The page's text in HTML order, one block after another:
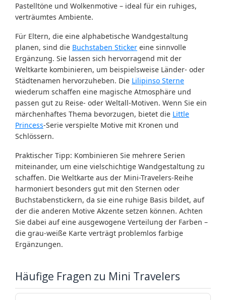
Pastelltöne und Wolkenmotive – ideal für ein ruhiges,
verträumtes Ambiente.
Für Eltern, die eine alphabetische Wandgestaltung
planen, sind die Buchstaben Sticker eine sinnvolle
Ergänzung. Sie lassen sich hervorragend mit der
Weltkarte kombinieren, um beispielsweise Länder- oder
Städtenamen hervorzuheben. Die Lilipinso Sterne
wiederum schaffen eine magische Atmosphäre und
passen gut zu Reise- oder Weltall-Motiven. Wenn Sie ein
märchenhaftes Thema bevorzugen, bietet die Little
Princess-Serie verspielte Motive mit Kronen und
Schlössern.
Praktischer Tipp: Kombinieren Sie mehrere Serien
miteinander, um eine vielschichtige Wandgestaltung zu
schaffen. Die Weltkarte aus der Mini-Travelers-Reihe
harmoniert besonders gut mit den Sternen oder
Buchstabenstickern, da sie eine ruhige Basis bildet, auf
der die anderen Motive Akzente setzen können. Achten
Sie dabei auf eine ausgewogene Verteilung der Farben –
die grau-weiße Karte verträgt problemlos farbige
Ergänzungen.
Häufige Fragen zu Mini Travelers